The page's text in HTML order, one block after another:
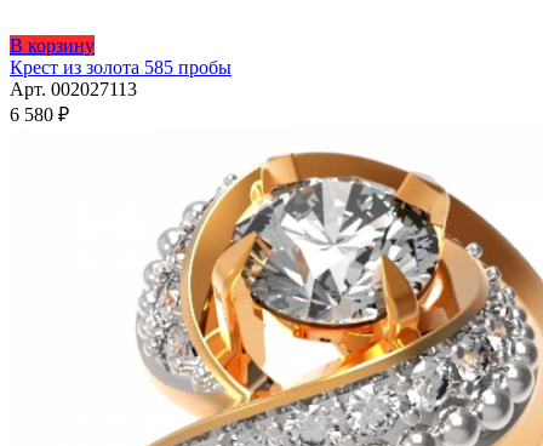
В корзину
Крест из золота 585 пробы
Арт. 002027113
6 580 ₽